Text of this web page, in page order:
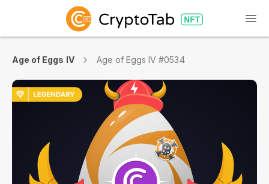
Age of Eggs IV Age of Eggs IV #0534